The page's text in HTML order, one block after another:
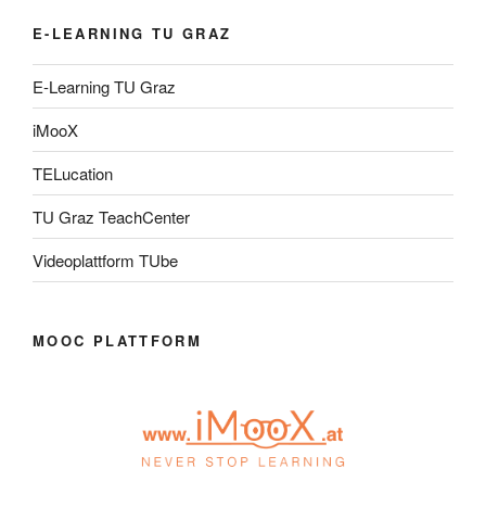
E-LEARNING TU GRAZ
E-Learning TU Graz
iMooX
TELucation
TU Graz TeachCenter
Videoplattform TUbe
MOOC PLATTFORM